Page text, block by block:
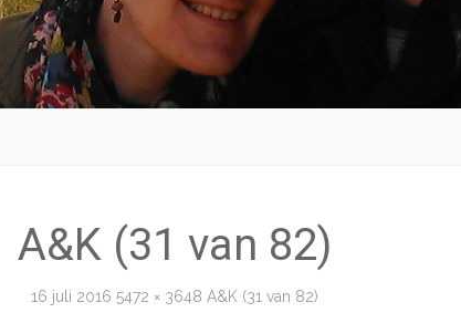
A&K (31 van 82)
16 juli 2016 5472 × 3648 A&K (31 van 82)